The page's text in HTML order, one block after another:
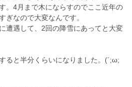
。4月まで木にならすのでここ近年の
ぎなので大変なんです。
遭遇して、2回の降雪にあってと大変
ると半分くらいになりました。(´;ω;